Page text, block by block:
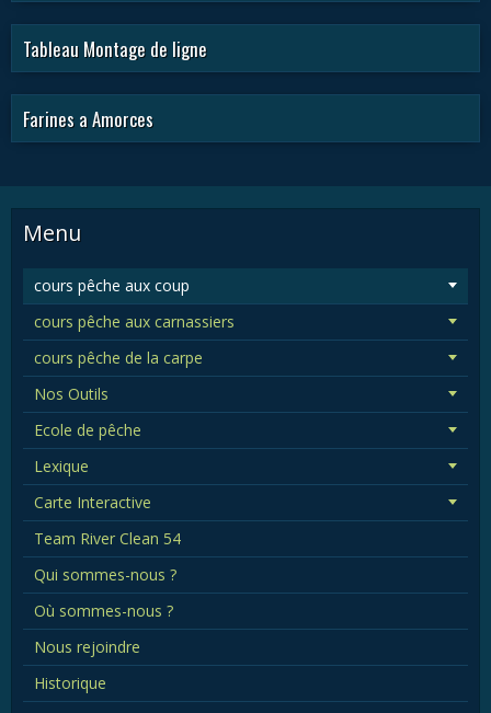
Tableau Montage de ligne
Farines a Amorces
Menu
cours pêche aux coup
cours pêche aux carnassiers
cours pêche de la carpe
Nos Outils
Ecole de pêche
Lexique
Carte Interactive
Team River Clean 54
Qui sommes-nous ?
Où sommes-nous ?
Nous rejoindre
Historique